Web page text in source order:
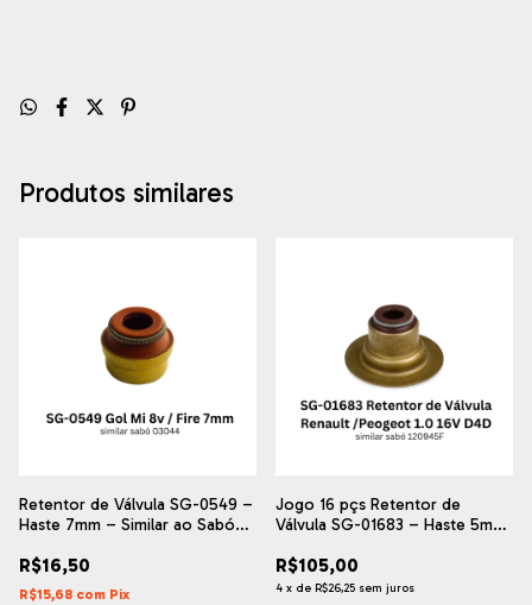
Produtos similares
Retentor de Válvula SG-0549 –
Haste 7mm – Similar ao Sabó
(8PÇS)
R$16,50
R$15,68 com Pix
Jogo 16 pçs Retentor de
Válvula SG-01683 – Haste 5mm
Motores Renault 1.6 / 2.0 16V
K4M / F4R
R$105,00
4 x de R$26,25 sem juros